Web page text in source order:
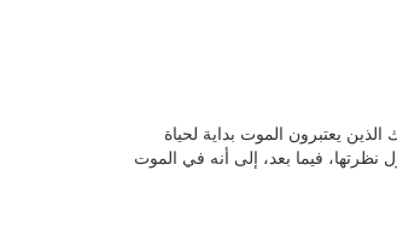
يعتبرون الموت بداية لحياة
نظرتها، فيما بعد، إلى أنه في الموت